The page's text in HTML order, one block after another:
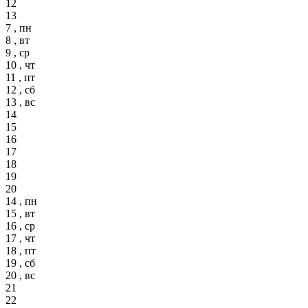
12
13
7 , пн
8 , вт
9 , ср
10 , чт
11 , пт
12 , сб
13 , вс
14
15
16
17
18
19
20
14 , пн
15 , вт
16 , ср
17 , чт
18 , пт
19 , сб
20 , вс
21
22